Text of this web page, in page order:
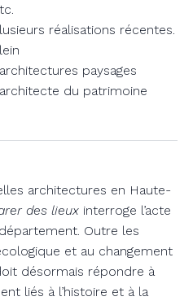
réalisations récentes.
architectures paysages
, architecte du patrimoine
architectures en Haute-
des lieux interroge l’acte
Outre les
et au changement
désormais répondre à
liés à l’histoire et à la